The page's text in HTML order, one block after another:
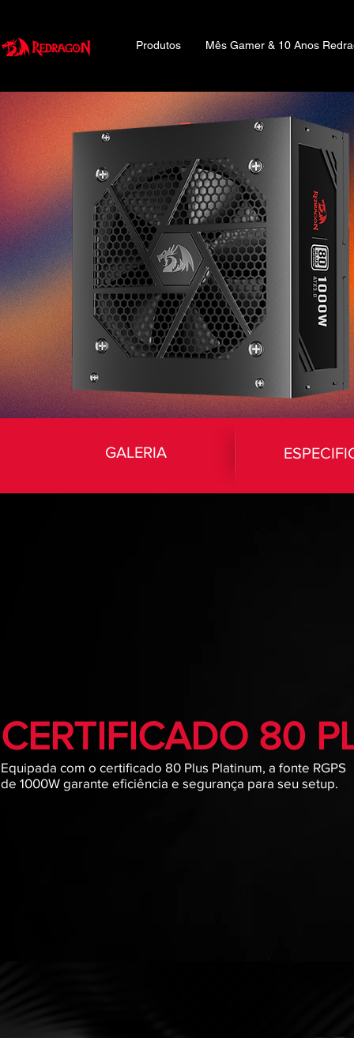
Produtos Mês Gamer & 10 Anos
GALERIA
CERTIFICADO 80
Equipada com o certificado 80 Plus Platinum, a fonte RGPS
de 1000W garante eficiência e segurança para seu setup.